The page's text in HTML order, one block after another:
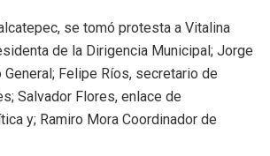
se tomó protesta a Vitalina
de la Dirigencia Municipal; Jorge
Felipe Ríos, secretario de
Salvador Flores, enlace de
y; Ramiro Mora Coordinador de